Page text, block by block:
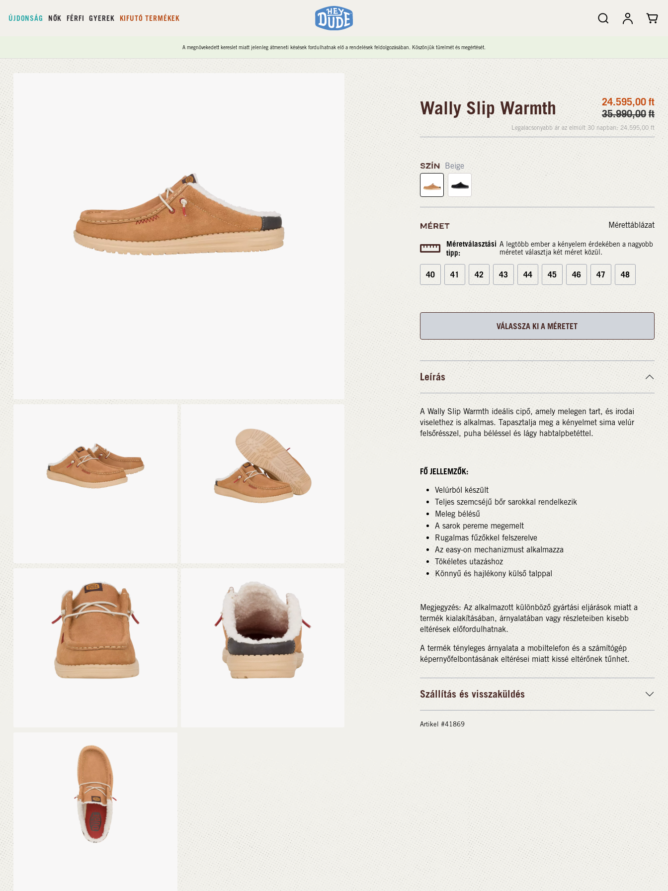
ÚJDONSÁG NŐK FÉRFI GYEREK KIFUTÓ TERMÉKEK
A megnövekedett kereslet miatt jelenleg átmeneti késések fordulhatnak elő a rendelések feldolgozásában. Köszönjük türelmét és megértését.
Wally Slip Warmth 24.595,00 ft
35.990,00 ft
Legalacsonyabb ár az elmúlt 30 napban: 24.595,00 ft
SZÍN Beige
MÉRET Mérettáblázat
Méretválasztási
tipp:
A legtöbb ember a kényelem érdekében a nagyobb
méretet választja két méret közül.
40 41 42 43 44 45 46 47 48
VÁLASSZA KI A MÉRETET
Leírás
A Wally Slip Warmth ideális cipő, amely melegen tart, és irodai
viselethez is alkalmas. Tapasztalja meg a kényelmet sima velúr
felsőrésszel, puha béléssel és lágy habtalpbetéttel.
FŐ JELLEMZŐK:
Velúrból készült
Teljes szemcséjű bőr sarokkal rendelkezik
Meleg bélésű
A sarok pereme megemelt
Rugalmas fűzőkkel felszerelve
Az easy-on mechanizmust alkalmazza
Tökéletes utazáshoz
Könnyű és hajlékony külső talppal
Megjegyzés: Az alkalmazott különböző gyártási eljárások miatt a
termék kialakításában, árnyalatában vagy részleteiben kisebb
eltérések előfordulhatnak.
A termék tényleges árnyalata a mobiltelefon és a számítógép
képernyőfelbontásának eltérései miatt kissé eltérőnek tűnhet.
Szállítás és visszaküldés
Artikel #41869